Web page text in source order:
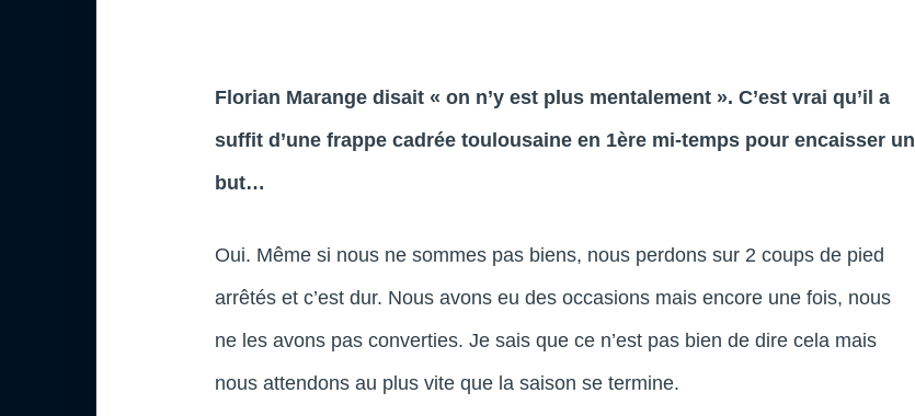
Florian Marange disait « on n’y est plus mentalement ». C’est vrai qu’il a
suffit d’une frappe cadrée toulousaine en 1ère mi-temps pour encaisser un
but…
Oui. Même si nous ne sommes pas biens, nous perdons sur 2 coups de pied
arrêtés et c’est dur. Nous avons eu des occasions mais encore une fois, nous
ne les avons pas converties. Je sais que ce n’est pas bien de dire cela mais
nous attendons au plus vite que la saison se termine.